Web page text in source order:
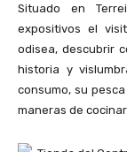
Situado en
expositivos el
odisea, descubrir
historia y
consumo, su
maneras de